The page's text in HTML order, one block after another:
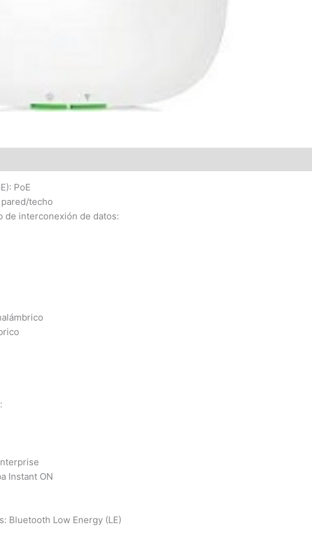
PoE
techo
de interconexión de datos:
Instant ON
Bluetooth Low Energy (LE)